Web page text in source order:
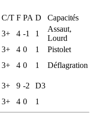
C/T F PA D
Capacités
3+ 4 -1 1
Assaut,
Lourd
3+ 4 0 1
Pistolet
3+ 4 0 1
Déflagration
3+ 9 -2
D3
3+ 4 0 1